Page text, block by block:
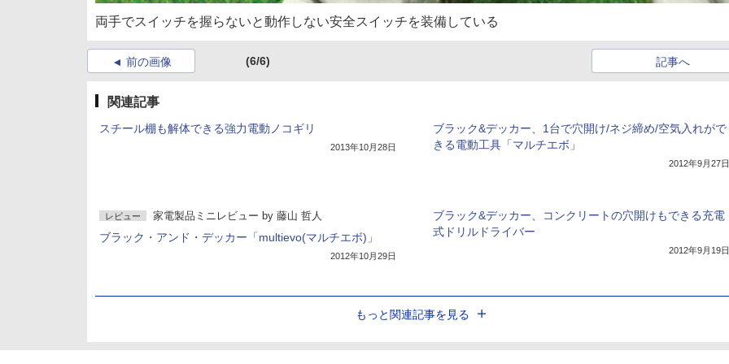
両手でスイッチを握らないと動作しない安全スイッチを装備している
前の画像 (6/6) 記事へ
関連記事
スチール棚も解体できる強力電動ノコギリ
2013年10月28日
ブラック&デッカー、1台で穴開け/ネジ締め/空気入れがで
きる電動工具「マルチエボ」
2012年9月27日
レビュー 家電製品ミニレビュー by 藤山 哲人
ブラック・アンド・デッカー「multievo(マルチエボ)」
2012年10月29日
ブラック&デッカー、コンクリートの穴開けもできる充電
式ドリルドライバー
2012年9月19日
もっと関連記事を見る